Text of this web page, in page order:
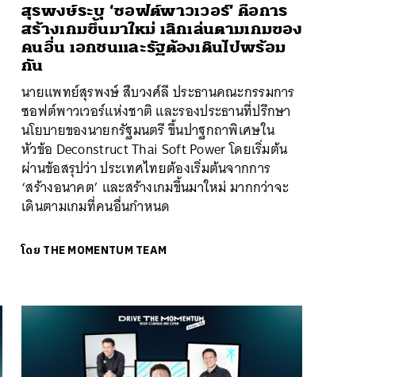
สุรพงษ์ระบุ ‘ซอฟต์พาวเวอร์’ คือการ
สร้างเกมขึ้นมาใหม่ เลิกเล่นตามเกมของ
คนอื่น เอกชนและรัฐต้องเดินไปพร้อม
กัน
นายแพทย์สุรพงษ์ สืบวงศ์ลี ประธานคณะกรรมการ
ซอฟต์พาวเวอร์แห่งชาติ และรองประธานที่ปรึกษา
นโยบายของนายกรัฐมนตรี ขึ้นปาฐกถาพิเศษใน
หัวข้อ Deconstruct Thai Soft Power โดยเริ่มต้น
ผ่านข้อสรุปว่า ประเทศไทยต้องเริ่มต้นจากการ
‘สร้างอนาคต’ และสร้างเกมขึ้นมาใหม่ มากกว่าจะ
เดินตามเกมที่คนอื่นกำหนด
โดย THE MOMENTUM TEAM